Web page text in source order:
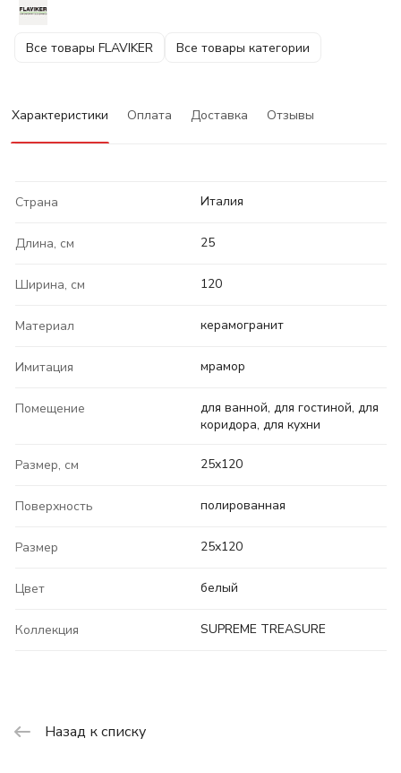
Все товары FLAVIKER Все товары категории
Характеристики Оплата Доставка Отзывы
Страна Италия
Длина, см 25
Ширина, см 120
Материал керамогранит
Имитация мрамор
Помещение
для ванной, для гостиной, для
коридора, для кухни
Размер, см 25x120
Поверхность полированная
Размер 25x120
Цвет белый
Коллекция SUPREME TREASURE
Назад к списку